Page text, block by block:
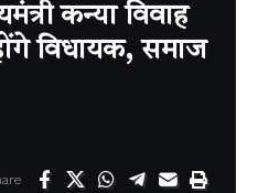
कन्या विवाह
विधायक, समाज